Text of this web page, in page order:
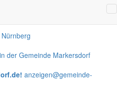
anzeigen@gemeinde-